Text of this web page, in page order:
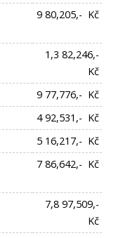
9 80,205,- Kč
1,3 82,246,-
Kč
9 77,776,- Kč
4 92,531,- Kč
5 16,217,- Kč
7 86,642,- Kč
7,8 97,509,-
Kč